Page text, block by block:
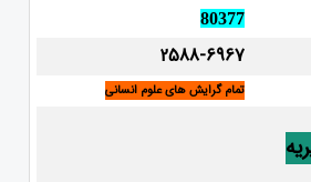
80377
2588-6967
تمام گرایش های علوم انسانی